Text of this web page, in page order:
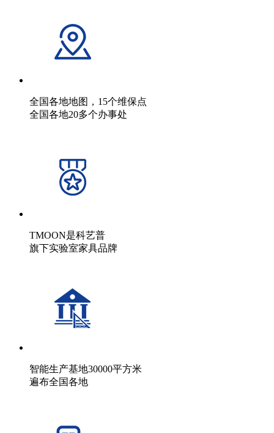
全国各地地图，15个维保点
全国各地20多个办事处
TMOON是科艺普
旗下实验室家具品牌
智能生产基地30000平方米
遍布全国各地